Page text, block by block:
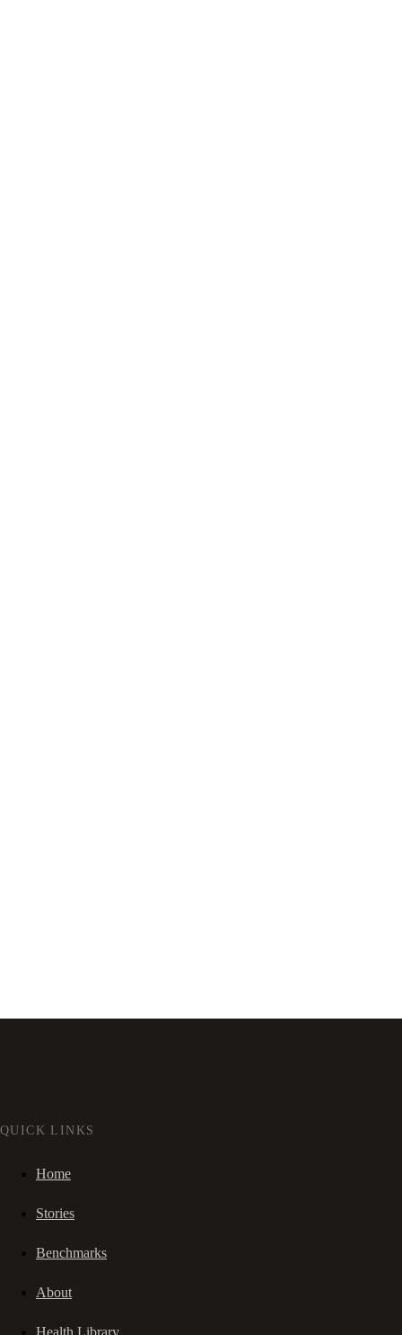
QUICK LINKS
Home
Stories
Benchmarks
About